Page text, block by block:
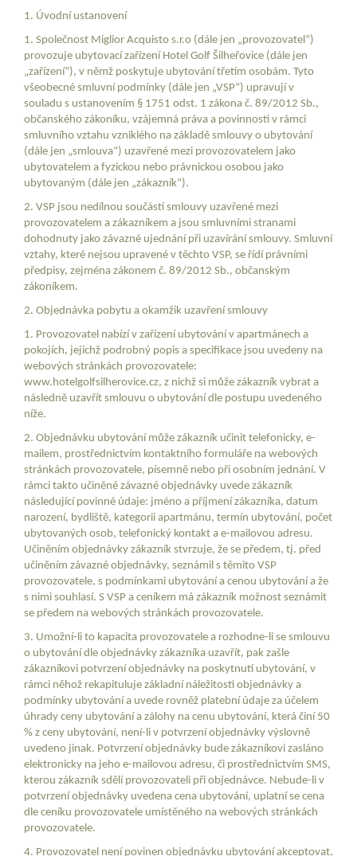
1. Úvodní ustanovení
1. Společnost Miglior Acquisto s.r.o (dále jen „provozovatel“)
provozuje ubytovací zařízení Hotel Golf Šilheřovice (dále jen
„zařízení“), v němž poskytuje ubytování třetím osobám. Tyto
všeobecné smluvní podmínky (dále jen „VSP“) upravují v
souladu s ustanovením § 1751 odst. 1 zákona č. 89/2012 Sb.,
občanského zákoníku, vzájemná práva a povinnosti v rámci
smluvního vztahu vzniklého na základě smlouvy o ubytování
(dále jen „smlouva“) uzavřené mezi provozovatelem jako
ubytovatelem a fyzickou nebo právnickou osobou jako
ubytovaným (dále jen „zákazník“).
2. VSP jsou nedílnou součástí smlouvy uzavřené mezi
provozovatelem a zákazníkem a jsou smluvními stranami
dohodnuty jako závazné ujednání při uzavírání smlouvy. Smluvní
vztahy, které nejsou upravené v těchto VSP, se řídí právními
předpisy, zejména zákonem č. 89/2012 Sb., občanským
zákoníkem.
2. Objednávka pobytu a okamžik uzavření smlouvy
1. Provozovatel nabízí v zařízení ubytování v apartmánech a
pokojích, jejichž podrobný popis a specifikace jsou uvedeny na
webových stránkách provozovatele:
www.hotelgolfsilherovice.cz, z nichž si může zákazník vybrat a
následně uzavřít smlouvu o ubytování dle postupu uvedeného
níže.
2. Objednávku ubytování může zákazník učinit telefonicky, e-
mailem, prostřednictvím kontaktního formuláře na webových
stránkách provozovatele, písemně nebo při osobním jednání. V
rámci takto učiněné závazné objednávky uvede zákazník
následující povinné údaje: jméno a příjmení zákazníka, datum
narození, bydliště, kategorii apartmánu, termín ubytování, počet
ubytovaných osob, telefonický kontakt a e-mailovou adresu.
Učiněním objednávky zákazník stvrzuje, že se předem, tj. před
učiněním závazné objednávky, seznámil s těmito VSP
provozovatele, s podmínkami ubytování a cenou ubytování a že
s nimi souhlasí. S VSP a ceníkem má zákazník možnost seznámit
se předem na webových stránkách provozovatele.
3. Umožní-li to kapacita provozovatele a rozhodne-li se smlouvu
o ubytování dle objednávky zákazníka uzavřít, pak zašle
zákazníkovi potvrzení objednávky na poskytnutí ubytování, v
rámci něhož rekapituluje základní náležitosti objednávky a
podmínky ubytování a uvede rovněž platební údaje za účelem
úhrady ceny ubytování a zálohy na cenu ubytování, která činí 50
% z ceny ubytování, není-li v potvrzení objednávky výslovně
uvedeno jinak. Potvrzení objednávky bude zákazníkovi zasláno
elektronicky na jeho e-mailovou adresu, či prostřednictvím SMS,
kterou zákazník sdělí provozovateli při objednávce. Nebude-li v
potvrzení objednávky uvedena cena ubytování, uplatní se cena
dle ceníku provozovatele umístěného na webových stránkách
provozovatele.
4. Provozovatel není povinen objednávku ubytování akceptovat,